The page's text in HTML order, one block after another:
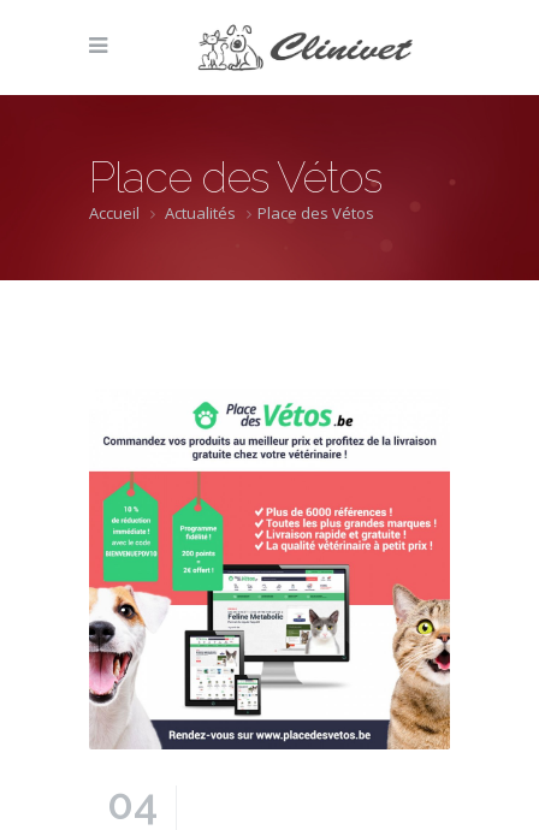
Place des Vétos
Accueil Actualités Place des Vétos
04